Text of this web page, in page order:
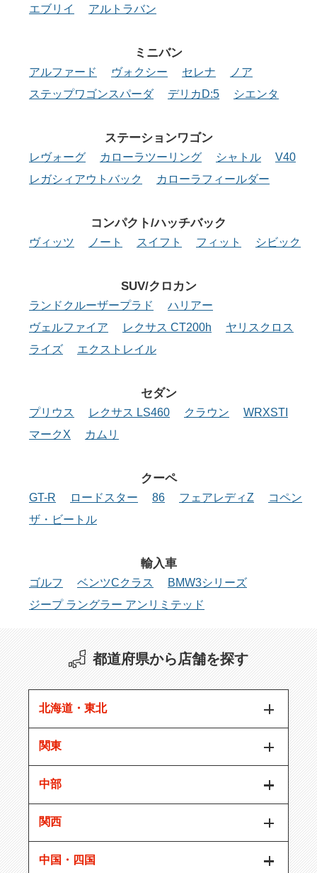
エブリイ アルトラバン
ミニバン
アルファード ヴォクシー セレナ
ノア
ステップワゴンスパーダ
デリカD:5 シエンタ
ステーションワゴン
レヴォーグ カローラツーリング シャトル
V40
レガシィアウトバック
カローラフィールダー
コンパクト/ハッチバック
ヴィッツ ノート スイフト フィット シビック
SUV/クロカン
ランドクルーザープラド
ハリアー
ヴェルファイア
レクサス CT200h
ヤリスクロス
ライズ
エクストレイル
セダン
プリウス レクサス LS460 クラウン
WRXSTI
マークX
カムリ
クーペ
GT-R ロードスター 86 フェアレディZ
コペン
ザ・ビートル
輸入車
ゴルフ ベンツCクラス
BMW3シリーズ
ジープ ラングラー アンリミテッド
都道府県から店舗を探す
北海道・東北
関東
中部
関西
中国・四国